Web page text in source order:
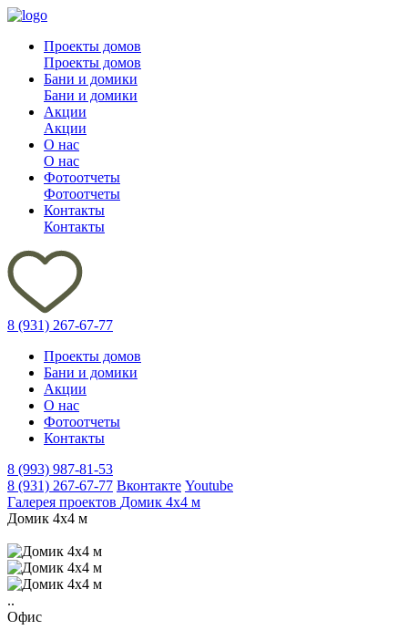
Проекты домов
Проекты домов
Бани и домики
Бани и домики
Акции
Акции
О нас
О нас
Фотоотчеты
Фотоотчеты
Контакты
Контакты
8 (931) 267-67-77
Проекты домов
Бани и домики
Акции
О нас
Фотоотчеты
Контакты
8 (993) 987-81-53
8 (931) 267-67-77 Вконтакте Youtube
Галерея проектов Домик 4х4 м
Домик 4х4 м
..
Офис